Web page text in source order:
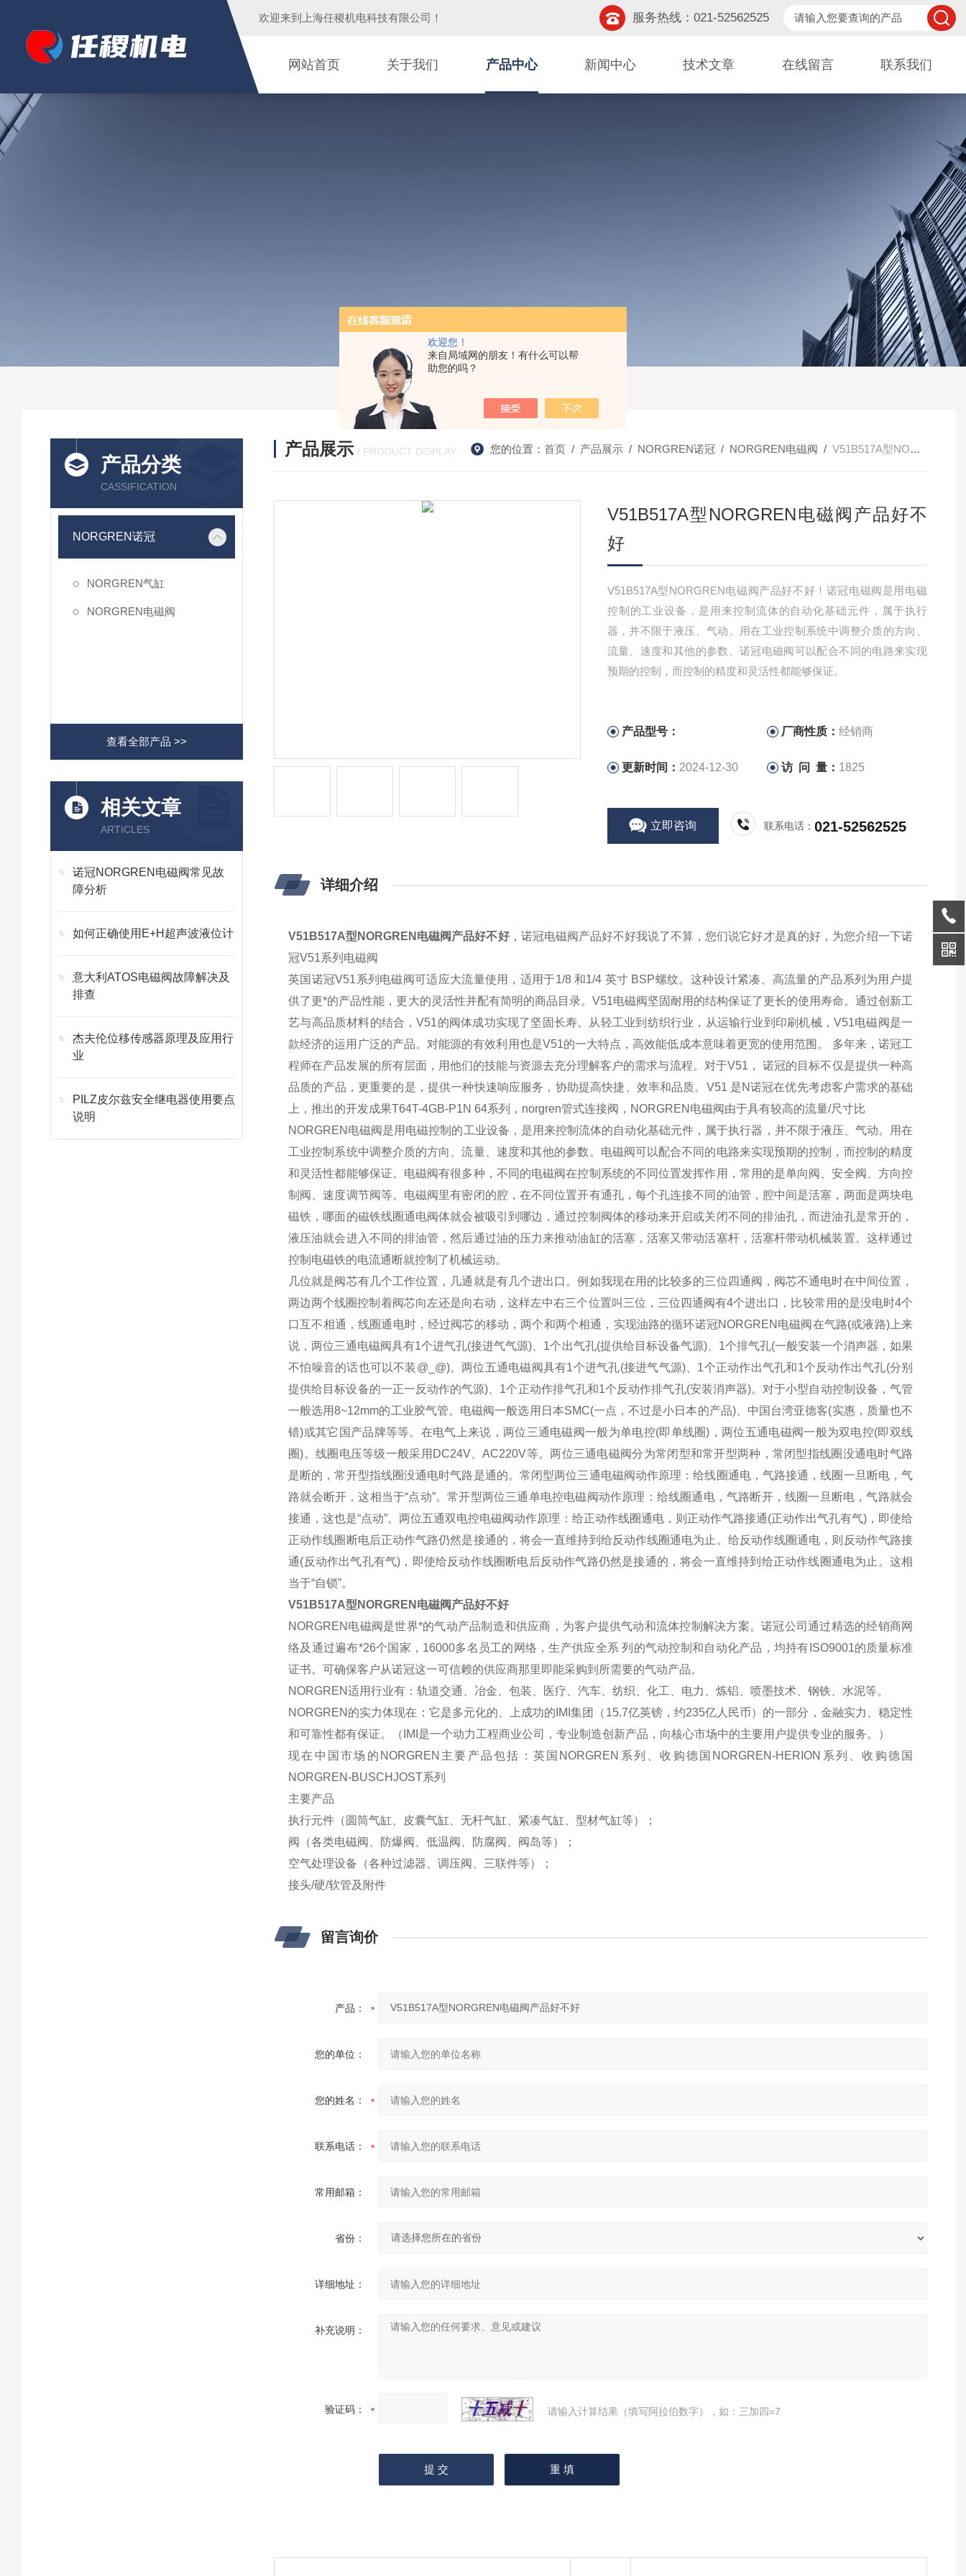
欢迎您！
来自局域网的朋友！有什么可以帮
助您的吗？
欢迎来到 上海任稷机电科技有限公司 ！ 服务热线：021-52562525
网站首页 关于我们 产品中心 新闻中心 技术文章 在线留言 联系我们
产品分类
CASSIFICATION
NORGREN诺冠
NORGREN气缸
NORGREN电磁阀
查看全部产品 >>
相关文章
ARTICLES
诺冠NORGREN电磁阀常见故
障分析
如何正确使用E+H超声波液位计
意大利ATOS电磁阀故障解决及
排查
杰夫伦位移传感器原理及应用行
业
PILZ皮尔兹安全继电器使用要点
说明
产品展示 / PRODUCT DISPLAY 您的位置： 首页/ 产品展示/ NORGREN诺冠/ NORGREN电磁阀 / V51B517A型NORGREN电磁阀产品好不好
V51B517A型NORGREN电磁阀产品好不
好
V51B517A型NORGREN电磁阀产品好不好！诺冠电磁阀是用电磁
控制的工业设备，是用来控制流体的自动化基础元件，属于执行
器，并不限于液压、气动。用在工业控制系统中调整介质的方向、
流量、速度和其他的参数。诺冠电磁阀可以配合不同的电路来实现
预期的控制，而控制的精度和灵活性都能够保证。
产品型号： 厂商性质：经销商
更新时间： 2024-12-30 访 问 量： 1825
立即咨询 联系电话：021-52562525
详细介绍
V51B517A型NORGREN电磁阀产品好不好，诺冠电磁阀产品好不好我说了不算，您们说它好才是真的好，为您介绍一下诺
冠V51系列电磁阀
英国诺冠V51系列电磁阀可适应大流量使用，适用于1/8 和1/4 英寸 BSP螺纹。这种设计紧凑、高流量的产品系列为用户提
供了更*的产品性能，更大的灵活性并配有简明的商品目录。V51电磁阀坚固耐用的结构保证了更长的使用寿命。通过创新工
艺与高品质材料的结合，V51的阀体成功实现了坚固长寿。从轻工业到纺织行业，从运输行业到印刷机械，V51电磁阀是一
款经济的运用广泛的产品。对能源的有效利用也是V51的一大特点，高效能低成本意味着更宽的使用范围。 多年来，诺冠工
程师在产品发展的所有层面，用他们的技能与资源去充分理解客户的需求与流程。对于V51， 诺冠的目标不仅是提供一种高
品质的产品，更重要的是，提供一种快速响应服务，协助提高快捷、效率和品质。V51 是N诺冠在优先考虑客户需求的基础
上，推出的开发成果T64T-4GB-P1N 64系列，norgren管式连接阀，NORGREN电磁阀由于具有较高的流量/尺寸比
NORGREN电磁阀是用电磁控制的工业设备，是用来控制流体的自动化基础元件，属于执行器，并不限于液压、气动。用在
工业控制系统中调整介质的方向、流量、速度和其他的参数。电磁阀可以配合不同的电路来实现预期的控制，而控制的精度
和灵活性都能够保证。电磁阀有很多种，不同的电磁阀在控制系统的不同位置发挥作用，常用的是单向阀、安全阀、方向控
制阀、速度调节阀等。电磁阀里有密闭的腔，在不同位置开有通孔，每个孔连接不同的油管，腔中间是活塞，两面是两块电
磁铁，哪面的磁铁线圈通电阀体就会被吸引到哪边，通过控制阀体的移动来开启或关闭不同的排油孔，而进油孔是常开的，
液压油就会进入不同的排油管，然后通过油的压力来推动油缸的活塞，活塞又带动活塞杆，活塞杆带动机械装置。这样通过
控制电磁铁的电流通断就控制了机械运动。
几位就是阀芯有几个工作位置，几通就是有几个进出口。例如我现在用的比较多的三位四通阀，阀芯不通电时在中间位置，
两边两个线圈控制着阀芯向左还是向右动，这样左中右三个位置叫三位，三位四通阀有4个进出口，比较常用的是没电时4个
口互不相通，线圈通电时，经过阀芯的移动，两个和两个相通，实现油路的循环诺冠NORGREN电磁阀在气路(或液路)上来
说，两位三通电磁阀具有1个进气孔(接进气气源)、1个出气孔(提供给目标设备气源)、1个排气孔(一般安装一个消声器，如果
不怕噪音的话也可以不装@_@)。两位五通电磁阀具有1个进气孔(接进气气源)、1个正动作出气孔和1个反动作出气孔(分别
提供给目标设备的一正一反动作的气源)、1个正动作排气孔和1个反动作排气孔(安装消声器)。对于小型自动控制设备，气管
一般选用8~12mm的工业胶气管。电磁阀一般选用日本SMC(一点，不过是小日本的产品)、中国台湾亚德客(实惠，质量也不
错)或其它国产品牌等等。在电气上来说，两位三通电磁阀一般为单电控(即单线圈)，两位五通电磁阀一般为双电控(即双线
圈)。线圈电压等级一般采用DC24V、AC220V等。两位三通电磁阀分为常闭型和常开型两种，常闭型指线圈没通电时气路
是断的，常开型指线圈没通电时气路是通的。常闭型两位三通电磁阀动作原理：给线圈通电，气路接通，线圈一旦断电，气
路就会断开，这相当于“点动”。常开型两位三通单电控电磁阀动作原理：给线圈通电，气路断开，线圈一旦断电，气路就会
接通，这也是“点动”。两位五通双电控电磁阀动作原理：给正动作线圈通电，则正动作气路接通(正动作出气孔有气)，即使给
正动作线圈断电后正动作气路仍然是接通的，将会一直维持到给反动作线圈通电为止。给反动作线圈通电，则反动作气路接
通(反动作出气孔有气)，即使给反动作线圈断电后反动作气路仍然是接通的，将会一直维持到给正动作线圈通电为止。这相
当于“自锁”。
V51B517A型NORGREN电磁阀产品好不好
NORGREN电磁阀是世界*的气动产品制造和供应商，为客户提供气动和流体控制解决方案。诺冠公司通过精选的经销商网
络及通过遍布*26个国家，16000多名员工的网络，生产供应全系 列的气动控制和自动化产品，均持有ISO9001的质量标准
证书。可确保客户从诺冠这一可信赖的供应商那里即能采购到所需要的气动产品。
NORGREN适用行业有：轨道交通、冶金、包装、医疗、汽车、纺织、化工、电力、炼铝、喷墨技术、钢铁、水泥等。
NORGREN的实力体现在：它是多元化的、上成功的IMI集团（15.7亿英镑，约235亿人民币）的一部分，金融实力、稳定性
和可靠性都有保证。（IMI是一个动力工程商业公司，专业制造创新产品，向核心市场中的主要用户提供专业的服务。）
现在中国市场的NORGREN主要产品包括：英国NORGREN系列、收购德国NORGREN-HERION系列、收购德国
NORGREN-BUSCHJOST系列
主要产品
执行元件（圆筒气缸、皮囊气缸、无杆气缸、紧凑气缸、型材气缸等）；
阀（各类电磁阀、防爆阀、低温阀、防腐阀、阀岛等）；
空气处理设备（各种过滤器、调压阀、三联件等）；
接头/硬/软管及附件
留言询价
产品：
您的单位：
您的姓名：
联系电话：
常用邮箱：
省份：
详细地址：
补充说明：
验证码： 请输入计算结果（填写阿拉伯数字），如：三加四=7